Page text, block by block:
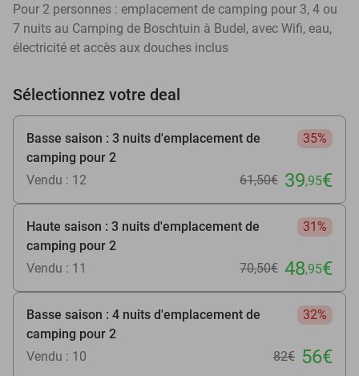
Pour 2 personnes : emplacement de camping pour 3, 4 ou
7 nuits au Camping de Boschtuin à Budel, avec Wifi, eau,
électricité et accès aux douches inclus
Sélectionnez votre deal
Basse saison : 3 nuits d'emplacement de
camping pour 2
35%
Vendu : 12 61,50€ 39,95€
Haute saison : 3 nuits d'emplacement de
camping pour 2
31%
Vendu : 11 70,50€ 48,95€
Basse saison : 4 nuits d'emplacement de
camping pour 2
32%
Vendu : 10 82€ 56€